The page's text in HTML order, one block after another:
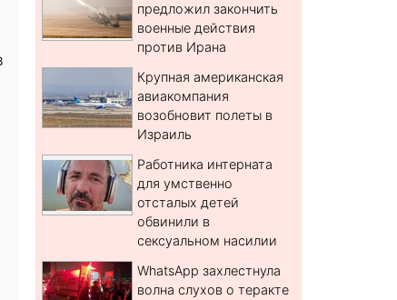
предложил закончить
военные действия
против Ирана
Крупная американская
авиакомпания
возобновит полеты в
Израиль
Работника интерната
для умственно
отсталых детей
обвинили в
сексуальном насилии
WhatsApp захлестнула
волна слухов о теракте